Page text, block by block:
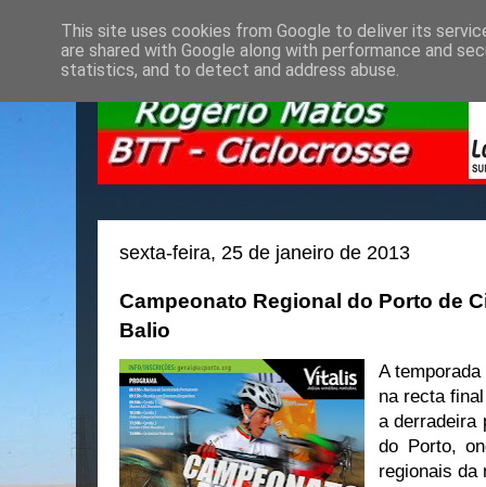
sexta-feira, 25 de janeiro de 2013
Campeonato Regional do Porto de
Balio
A
na recta
a derradeira
do Porto,
regionais da
This site uses cookies from Google to deliver its
are shared with Google along with performance and
statistics, and to detect and address abuse.